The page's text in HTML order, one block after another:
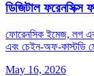
ডিজিটাল
ফোরেনসিক ইমেজ, লগ
এবং চেইন‑অফ‑কাস্টডি
May 16, 2026